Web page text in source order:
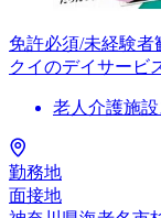
免許必須/未経験者
クイのデイサービ
老人介護施
勤務地
面接地